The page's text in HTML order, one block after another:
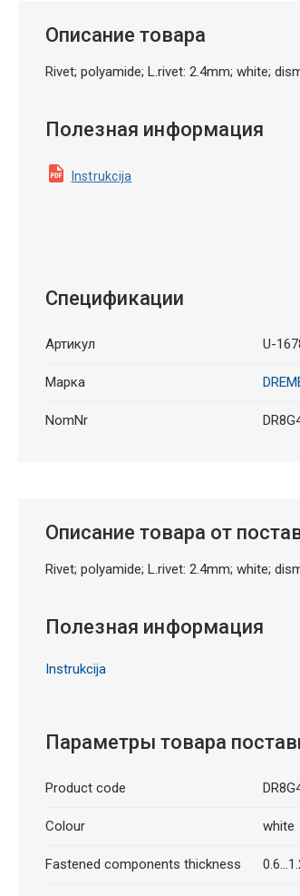
Описание товара
Rivet; polyamide; L.rivet: 2.4mm; white;
Полезная информация
Instrukcija
Спецификации
Артикул U-
Марка
NomNr
Описание товара от
Rivet; polyamide; L.rivet: 2.4mm; white;
Полезная информация
Instrukcija
Параметры товара
Product code
Colour white
Fastened components thickness